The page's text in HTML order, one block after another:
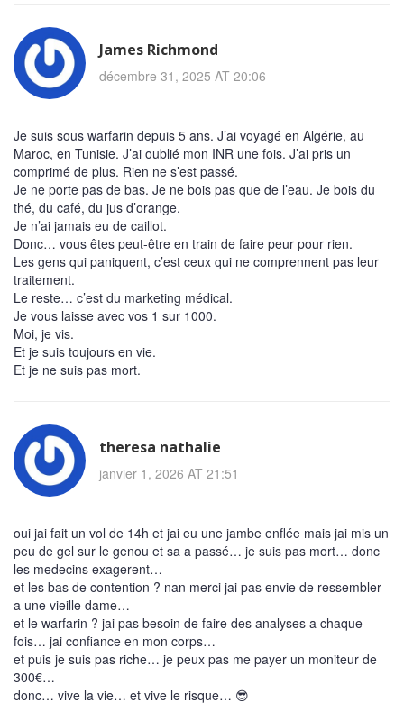
James Richmond
décembre 31, 2025 AT 20:06
Je suis sous warfarin depuis 5 ans. J’ai voyagé en Algérie, au
Maroc, en Tunisie. J’ai oublié mon INR une fois. J’ai pris un
comprimé de plus. Rien ne s’est passé.
Je ne porte pas de bas. Je ne bois pas que de l’eau. Je bois du
thé, du café, du jus d’orange.
Je n’ai jamais eu de caillot.
Donc… vous êtes peut-être en train de faire peur pour rien.
Les gens qui paniquent, c’est ceux qui ne comprennent pas leur
traitement.
Le reste… c’est du marketing médical.
Je vous laisse avec vos 1 sur 1000.
Moi, je vis.
Et je suis toujours en vie.
Et je ne suis pas mort.
theresa nathalie
janvier 1, 2026 AT 21:51
oui jai fait un vol de 14h et jai eu une jambe enflée mais jai mis un
peu de gel sur le genou et sa a passé… je suis pas mort… donc
les medecins exagerent…
et les bas de contention ? nan merci jai pas envie de ressembler
a une vieille dame…
et le warfarin ? jai pas besoin de faire des analyses a chaque
fois… jai confiance en mon corps…
et puis je suis pas riche… je peux pas me payer un moniteur de
300€…
donc… vive la vie… et vive le risque… 😎